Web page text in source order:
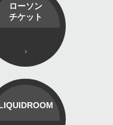
ローソン
チケット